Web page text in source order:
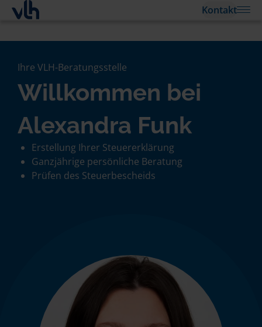
Kontakt
Ihre VLH-Beratungsstelle
Willkommen bei
Alexandra Funk
Erstellung Ihrer Steuererklärung
Ganzjährige persönliche Beratung
Prüfen des Steuerbescheids